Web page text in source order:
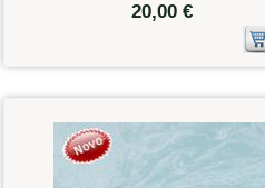
20,00 €